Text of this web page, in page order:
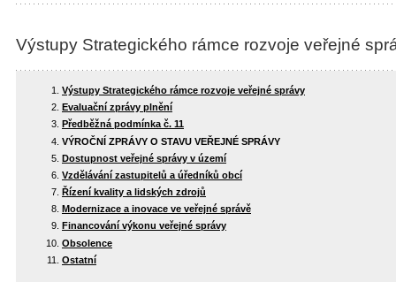
Výstupy Strategického rámce rozvoje veřejné
Výstupy Strategického rámce rozvoje veřejné správy
Evaluační zprávy plnění
Předběžná podmínka č. 11
VÝROČNÍ ZPRÁVY O STAVU VEŘEJNÉ SPRÁVY
Dostupnost veřejné správy v území
Vzdělávání zastupitelů a úředníků obcí
Řízení kvality a lidských zdrojů
Modernizace a inovace ve veřejné správě
Financování výkonu veřejné správy
Obsolence
Ostatní